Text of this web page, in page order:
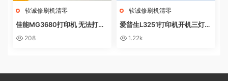
软诚修刷机清零
佳能MG3680打印机 无法打印
电脑提示错误代码5B02 废墨收
208
软诚修刷机清零
爱普生L3251打印机开机三灯长
亮 无自检动作
1.22k